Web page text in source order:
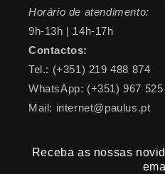
Horário de atendimento:
9h-13h | 14h-17h
Contactos:
Tel.: (+351) 219 488 874
WhatsApp: (+351) 967 525
Mail: internet@paulus.pt
Receba as nossas